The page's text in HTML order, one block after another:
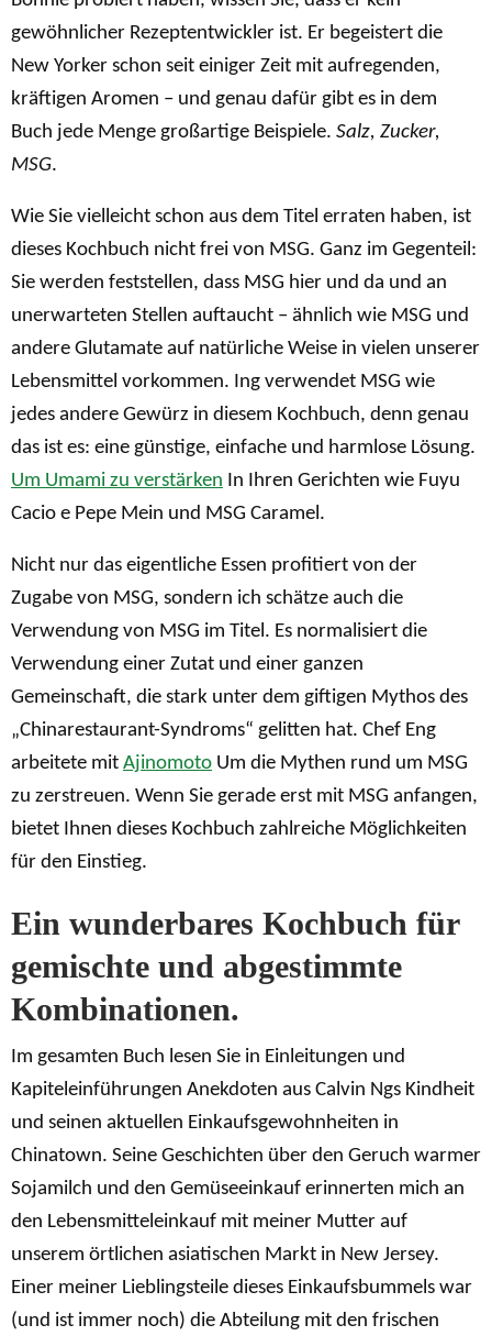
gewöhnlicher Rezeptentwickler ist. Er begeistert die
New Yorker schon seit einiger Zeit mit aufregenden,
kräftigen Aromen – und genau dafür gibt es in dem
Buch jede Menge großartige Beispiele. Salz, Zucker,
MSG.
Wie Sie vielleicht schon aus dem Titel erraten haben, ist
dieses Kochbuch nicht frei von MSG. Ganz im Gegenteil:
Sie werden feststellen, dass MSG hier und da und an
unerwarteten Stellen auftaucht – ähnlich wie MSG und
andere Glutamate auf natürliche Weise in vielen unserer
Lebensmittel vorkommen. Ing verwendet MSG wie
jedes andere Gewürz in diesem Kochbuch, denn genau
das ist es: eine günstige, einfache und harmlose Lösung.
Um Umami zu verstärken In Ihren Gerichten wie Fuyu
Cacio e Pepe Mein und MSG Caramel.
Nicht nur das eigentliche Essen profitiert von der
Zugabe von MSG, sondern ich schätze auch die
Verwendung von MSG im Titel. Es normalisiert die
Verwendung einer Zutat und einer ganzen
Gemeinschaft, die stark unter dem giftigen Mythos des
„Chinarestaurant-Syndroms“ gelitten hat. Chef Eng
arbeitete mit Ajinomoto Um die Mythen rund um MSG
zu zerstreuen. Wenn Sie gerade erst mit MSG anfangen,
bietet Ihnen dieses Kochbuch zahlreiche Möglichkeiten
für den Einstieg.
Ein wunderbares Kochbuch für
gemischte und abgestimmte
Kombinationen.
Im gesamten Buch lesen Sie in Einleitungen und
Kapiteleinführungen Anekdoten aus Calvin Ngs Kindheit
und seinen aktuellen Einkaufsgewohnheiten in
Chinatown. Seine Geschichten über den Geruch warmer
Sojamilch und den Gemüseeinkauf erinnerten mich an
den Lebensmitteleinkauf mit meiner Mutter auf
unserem örtlichen asiatischen Markt in New Jersey.
Einer meiner Lieblingsteile dieses Einkaufsbummels war
(und ist immer noch) die Abteilung mit den frischen